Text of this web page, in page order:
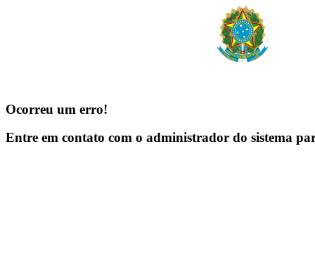
Ocorreu um erro!
Entre em contato com o administrador do sistema